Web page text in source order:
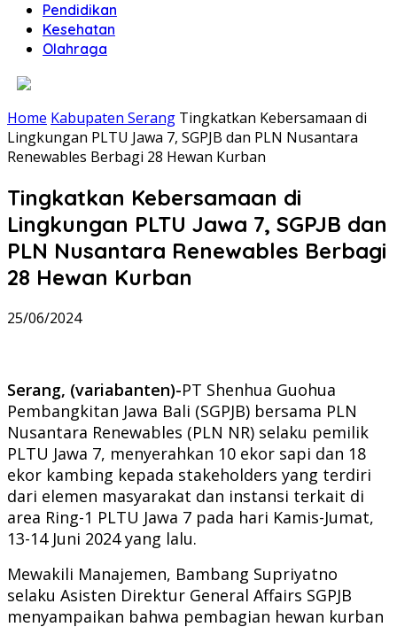
Pendidikan
Kesehatan
Olahraga
Home Kabupaten Serang Tingkatkan Kebersamaan di
Lingkungan PLTU Jawa 7, SGPJB dan PLN Nusantara
Renewables Berbagi 28 Hewan Kurban
Tingkatkan Kebersamaan di
Lingkungan PLTU Jawa 7, SGPJB dan
PLN Nusantara Renewables Berbagi
28 Hewan Kurban
25/06/2024
Serang, (variabanten)-PT Shenhua Guohua
Pembangkitan Jawa Bali (SGPJB) bersama PLN
Nusantara Renewables (PLN NR) selaku pemilik
PLTU Jawa 7, menyerahkan 10 ekor sapi dan 18
ekor kambing kepada stakeholders yang terdiri
dari elemen masyarakat dan instansi terkait di
area Ring-1 PLTU Jawa 7 pada hari Kamis-Jumat,
13-14 Juni 2024 yang lalu.
Mewakili Manajemen, Bambang Supriyatno
selaku Asisten Direktur General Affairs SGPJB
menyampaikan bahwa pembagian hewan kurban